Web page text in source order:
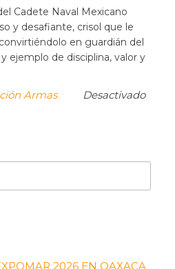
Cadete Naval Mexicano
y desafiante, crisol que le
en guardián del
ejemplo de disciplina, valor y
Armas Desactivado
2026 EN OAXACA